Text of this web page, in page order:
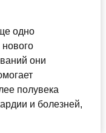
одно
нового
они
полувека
и болезней,